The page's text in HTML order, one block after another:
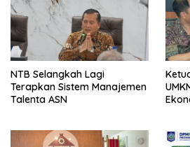
NTB Selangkah Lagi
Terapkan Sistem Manajemen
Talenta ASN